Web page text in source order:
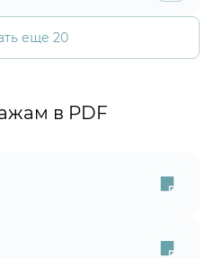
еще 20
в PDF